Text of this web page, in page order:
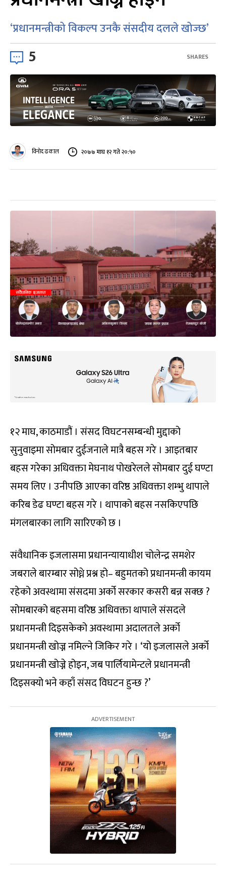
‘प्रधानमन्त्रीको विकल्प उनकै संसदीय दलले खोज्छ’
5 SHARES
विनोद ढकाल २०७७ माघ १२ गते २०:५०
१२ माघ, काठमाडौं । संसद विघटनसम्बन्धी मुद्दाको
सुनुवाइमा सोमबार दुईजनाले मात्रै बहस गरे । आइतबार
बहस गरेका अधिवक्ता मेघनाथ पोखरेलले सोमबार दुई घण्टा
समय लिए । उनीपछि आएका वरिष्ठ अधिवक्ता शम्भु थापाले
करिब डेढ घण्टा बहस गरे । थापाको बहस नसकिएपछि
मंगलबारका लागि सारिएको छ ।
संवैधानिक इजलासमा प्रधानन्यायाधीश चोलेन्द्र समशेर
जबराले बारम्बार सोध्ने प्रश्न हो– बहुमतको प्रधानमन्त्री कायम
रहेको अवस्थामा संसदमा अर्को सरकार कसरी बन्न सक्छ ?
सोमबारको बहसमा वरिष्ठ अधिवक्ता थापाले संसदले
प्रधानमन्त्री दिइसकेको अवस्थामा अदालतले अर्को
प्रधानमन्त्री खोज्न नमिल्ने जिकिर गरे । ‘यो इजलासले अर्को
प्रधानमन्त्री खोज्ने होइन, जब पार्लियामेन्टले प्रधानमन्त्री
दिइसक्यो भने कहाँ संसद विघटन हुन्छ ?’